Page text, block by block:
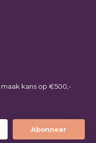
kans op €500,-
Abonneer